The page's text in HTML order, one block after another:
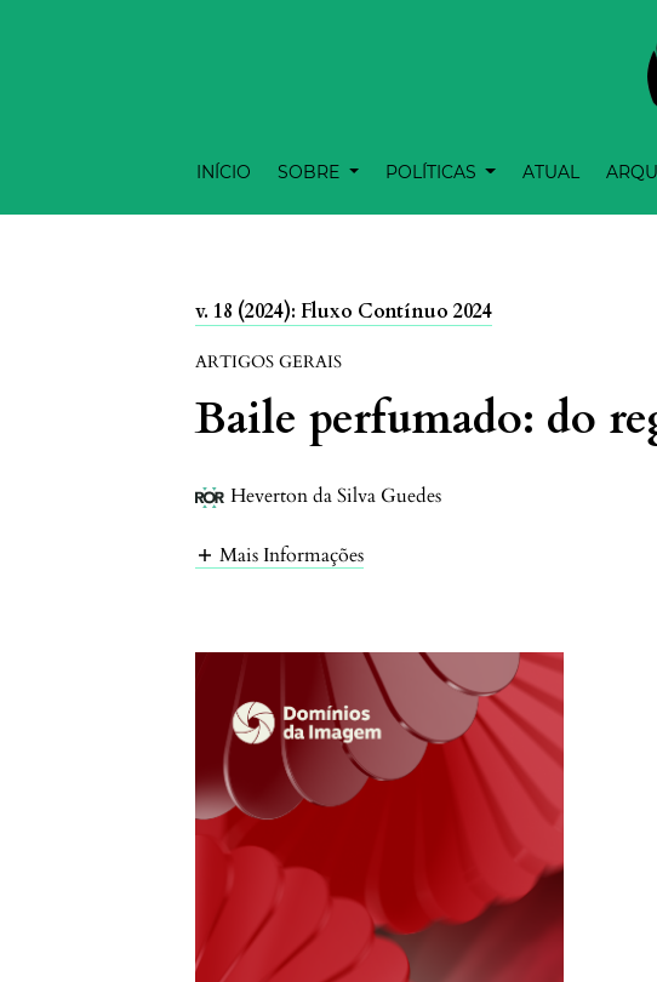
INÍCIO SOBRE POLÍTICAS ATUAL
v. 18 (2024): Fluxo Contínuo 2024
ARTIGOS GERAIS
Baile perfumado: do
Heverton da Silva Guedes
Mais Informações